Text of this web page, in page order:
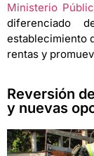
Ministerio
diferenciado
establecimiento
rentas y
Reversión
y nuevas